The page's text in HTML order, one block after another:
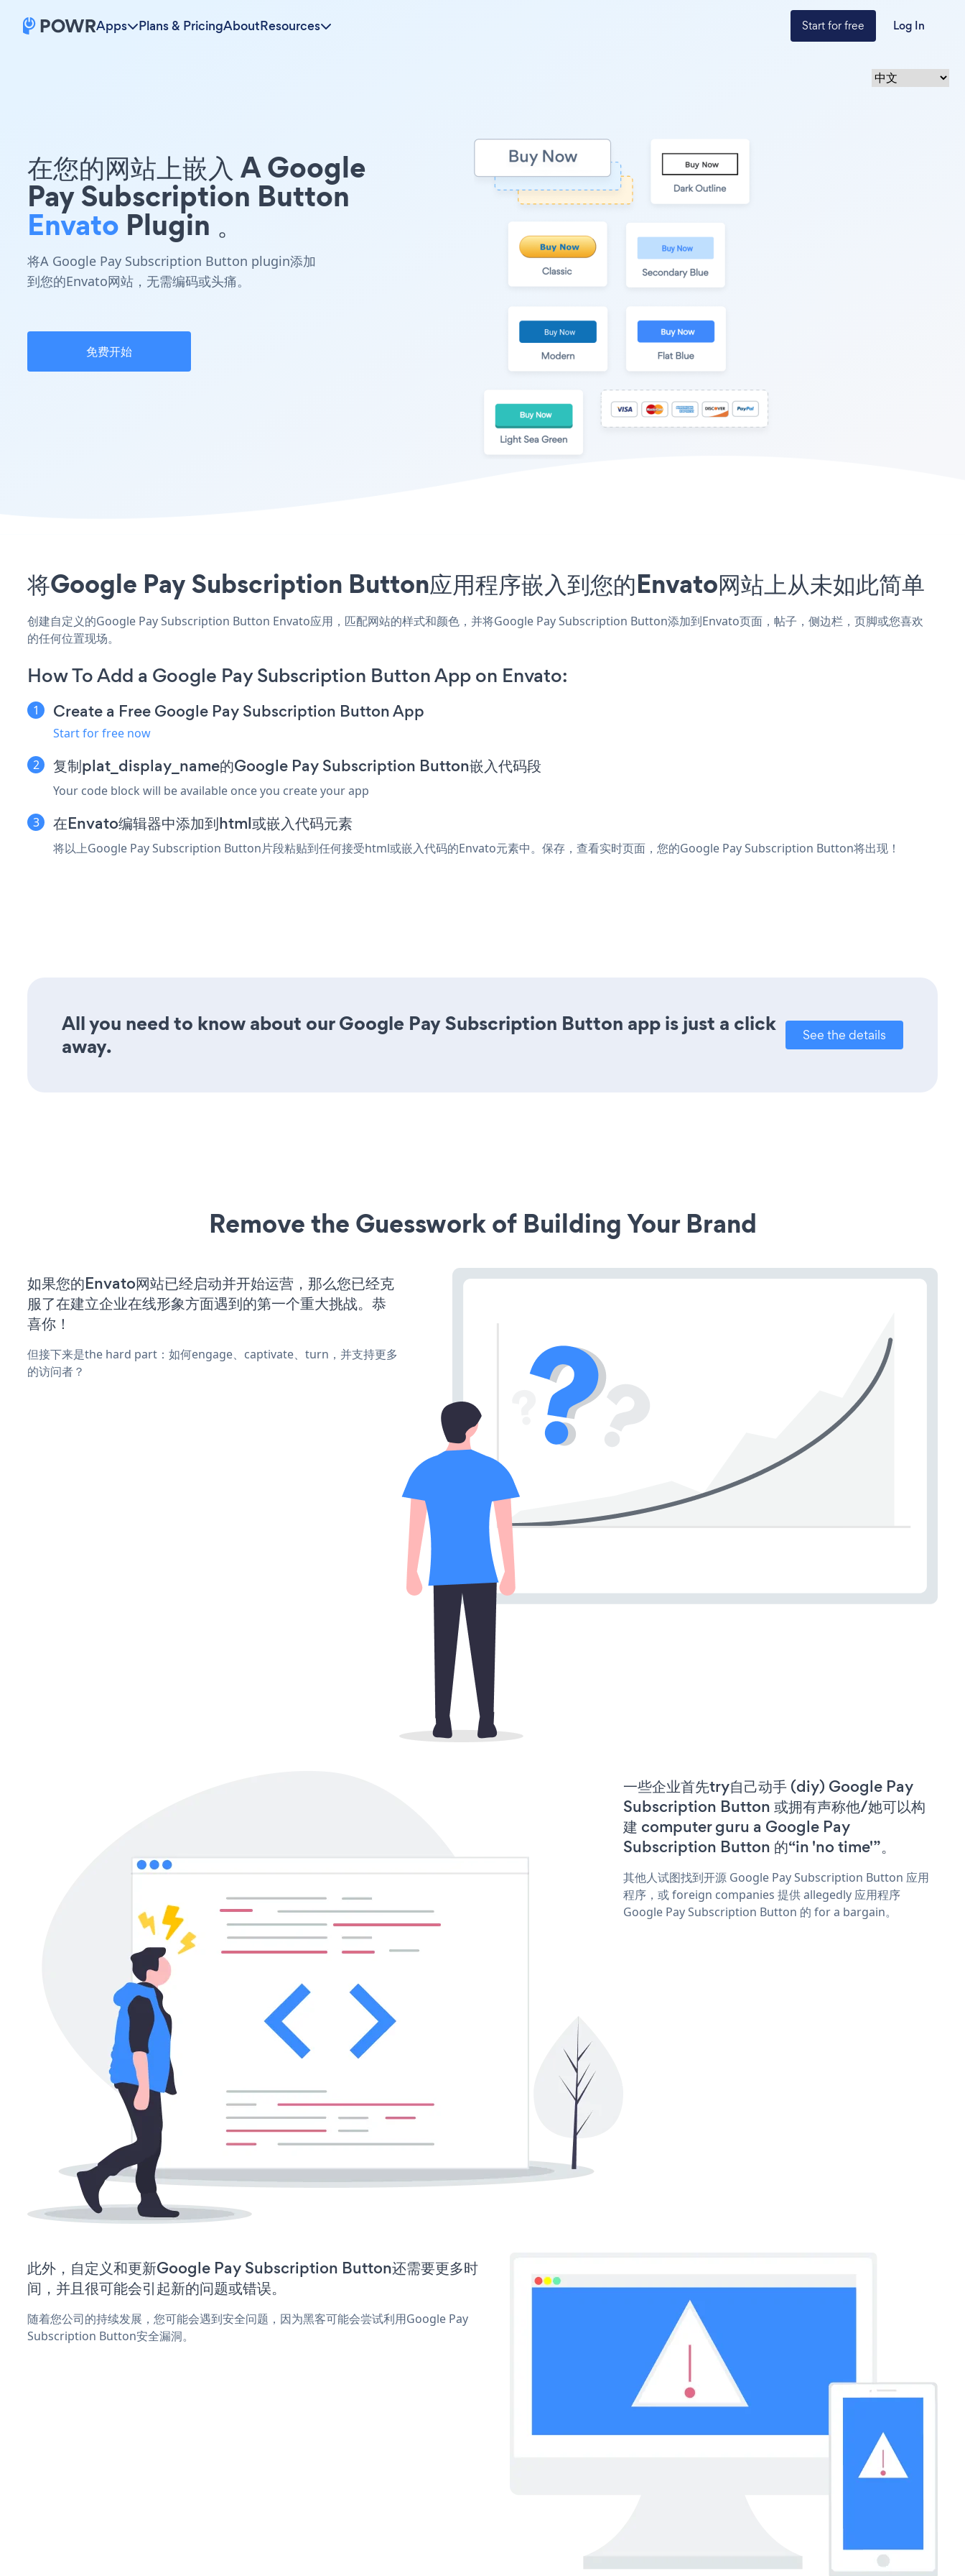
Apps Plans & PricingAboutResources Start for free Log In
在您的网站上嵌入 A Google
Pay Subscription Button
Envato Plugin 。
将A Google Pay Subscription Button plugin添加
到您的Envato网站，无需编码或头痛。
免费开始
将Google Pay Subscription Button应用程序嵌入到您的Envato网站上从未如此简单
创建自定义的Google Pay Subscription Button Envato应用，匹配网站的样式和颜色，并将Google Pay Subscription Button添加到Envato页面，帖子，侧边栏，页脚或您喜欢
的任何位置现场。
How To Add a Google Pay Subscription Button App on Envato:
Create a Free Google Pay Subscription Button App
Start for free now
复制plat_display_name的Google Pay Subscription Button嵌入代码段
Your code block will be available once you create your app
在Envato编辑器中添加到html或嵌入代码元素
将以上Google Pay Subscription Button片段粘贴到任何接受html或嵌入代码的Envato元素中。保存，查看实时页面，您的Google Pay Subscription Button将出现！
All you need to know about our Google Pay Subscription Button app is just a click
away.
See the details
Remove the Guesswork of Building Your Brand
如果您的Envato网站已经启动并开始运营，那么您已经克
服了在建立企业在线形象方面遇到的第一个重大挑战。恭
喜你！
但接下来是the hard part：如何engage、captivate、turn，并支持更多
的访问者？
一些企业首先try自己动手 (diy) Google Pay
Subscription Button 或拥有声称他/她可以构
建 computer guru a Google Pay
Subscription Button 的“in 'no time'”。
其他人试图找到开源 Google Pay Subscription Button 应用
程序，或 foreign companies 提供 allegedly 应用程序
Google Pay Subscription Button 的 for a bargain。
此外，自定义和更新Google Pay Subscription Button还需要更多时
间，并且很可能会引起新的问题或错误。
随着您公司的持续发展，您可能会遇到安全问题，因为黑客可能会尝试利用Google Pay
Subscription Button安全漏洞。